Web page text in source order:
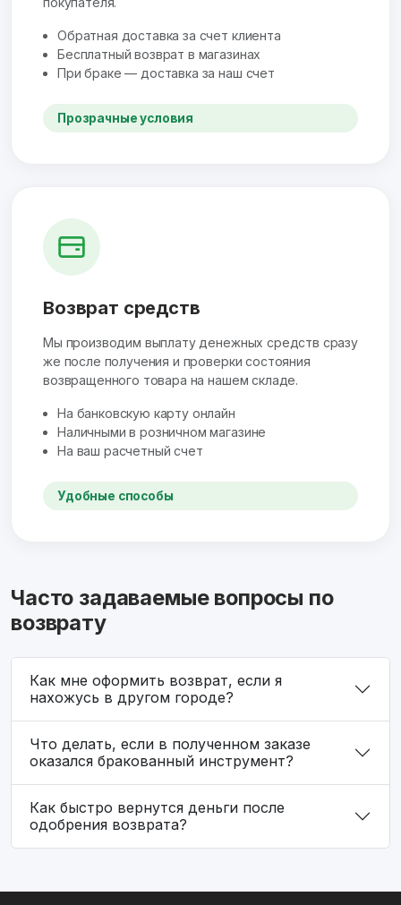
Обратная доставка за счет клиента
Бесплатный возврат в магазинах
При браке — доставка за наш счет
Прозрачные условия
Возврат средств
Мы производим выплату денежных средств сразу
же после получения и проверки состояния
возвращенного товара на нашем складе.
На банковскую карту онлайн
Наличными в розничном магазине
На ваш расчетный счет
Удобные способы
Часто задаваемые вопросы по
возврату
Как мне оформить возврат, если я
нахожусь в другом городе?
Что делать, если в полученном заказе
оказался бракованный инструмент?
Как быстро вернутся деньги после
одобрения возврата?